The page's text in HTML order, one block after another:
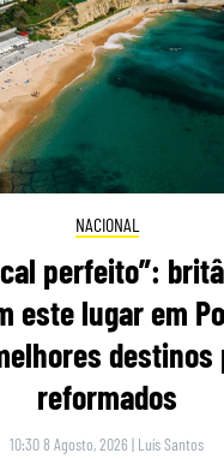
NACIONAL
perfeito”:
este lugar em
destinos
reformados
10:30 8 Agosto, 2026 | Luís Santos